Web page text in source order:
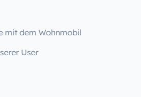
mit dem Wohnmobil
User